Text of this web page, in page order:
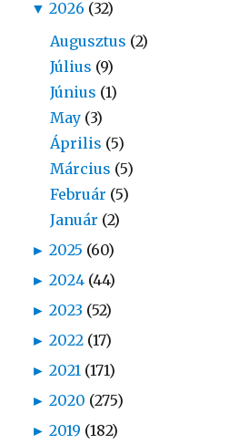
▼ 2026 (32)
Augusztus (2)
Július (9)
Június (1)
May (3)
Április (5)
Március (5)
Február (5)
Január (2)
► 2025 (60)
► 2024 (44)
► 2023 (52)
► 2022 (17)
► 2021 (171)
► 2020 (275)
► 2019 (182)